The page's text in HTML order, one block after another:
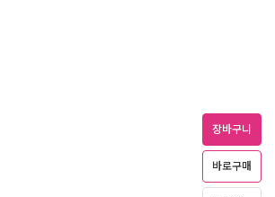
장바구니
바로구매